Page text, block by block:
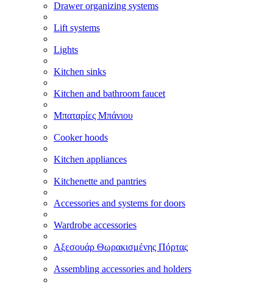
Drawer organizing systems
Lift systems
Lights
Kitchen sinks
Kitchen and bathroom faucet
Μπαταρίες Μπάνιου
Cooker hoods
Kitchen appliances
Kitchenette and pantries
Accessories and systems for doors
Wardrobe accessories
Αξεσουάρ Θωρακισμένης Πόρτας
Assembling accessories and holders